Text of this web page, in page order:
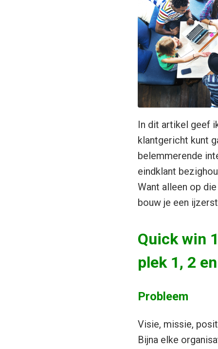
In dit artikel geef
klantgericht kunt
belemmerende
eindklant
Want alleen op
bouw je een
Quick win
plek 1, 2
Probleem
Visie, missie,
Bijna elke